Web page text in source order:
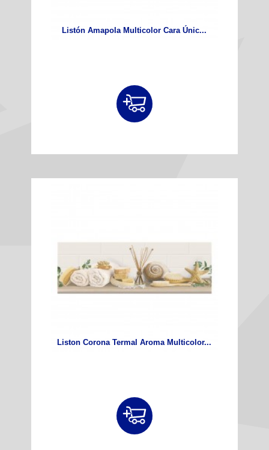
Listón Amapola Multicolor Cara Únic...
Liston Corona Termal Aroma Multicolor...